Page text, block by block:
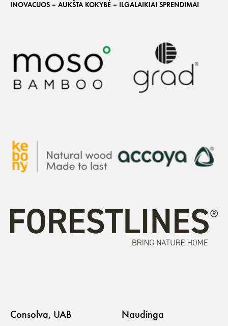
INOVACIJOS – AUKŠTA KOKYBĖ – ILGALAIKIAI SPRENDIMAI
Consolva, UAB Naudinga